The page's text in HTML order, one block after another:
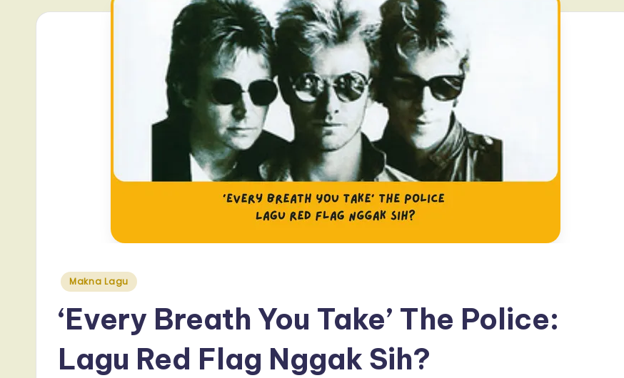
Posted
Makna Lagu
‘Every Breath You Take’ The Police:
Lagu Red Flag Nggak Sih?